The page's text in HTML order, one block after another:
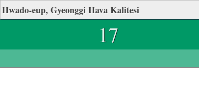
Hwado-eup, Gyeonggi Hava Kalitesi
17